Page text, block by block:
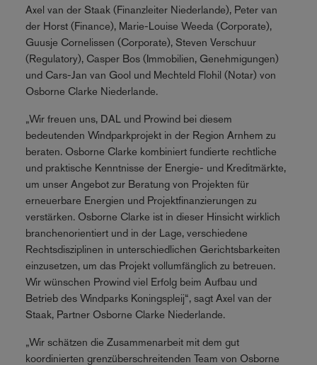
Axel van der Staak (Finanzleiter Niederlande), Peter van
der Horst (Finance), Marie-Louise Weeda (Corporate),
Guusje Cornelissen (Corporate), Steven Verschuur
(Regulatory), Casper Bos (Immobilien, Genehmigungen)
und Cars-Jan van Gool und Mechteld Flohil (Notar) von
Osborne Clarke Niederlande.
„Wir freuen uns, DAL und Prowind bei diesem
bedeutenden Windparkprojekt in der Region Arnhem zu
beraten. Osborne Clarke kombiniert fundierte rechtliche
und praktische Kenntnisse der Energie- und Kreditmärkte,
um unser Angebot zur Beratung von Projekten für
erneuerbare Energien und Projektfinanzierungen zu
verstärken. Osborne Clarke ist in dieser Hinsicht wirklich
branchenorientiert und in der Lage, verschiedene
Rechtsdisziplinen in unterschiedlichen Gerichtsbarkeiten
einzusetzen, um das Projekt vollumfänglich zu betreuen.
Wir wünschen Prowind viel Erfolg beim Aufbau und
Betrieb des Windparks Koningspleij“, sagt Axel van der
Staak, Partner Osborne Clarke Niederlande.
„Wir schätzen die Zusammenarbeit mit dem gut
koordinierten grenzüberschreitenden Team von Osborne